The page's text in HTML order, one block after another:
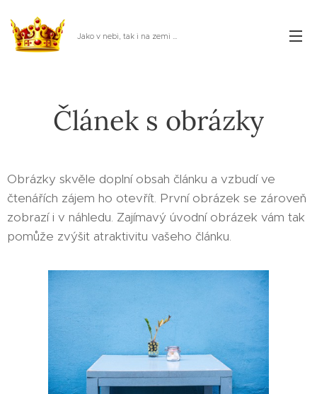
Jako v nebi, tak i na zemi ...
Článek s obrázky
Obrázky skvěle doplní obsah článku a vzbudí ve
čtenářích zájem ho otevřít. První obrázek se zároveň
zobrazí i v náhledu. Zajímavý úvodní obrázek vám tak
pomůže zvýšit atraktivitu vašeho článku.